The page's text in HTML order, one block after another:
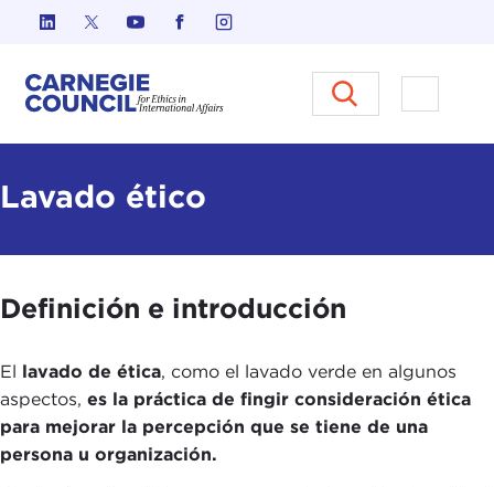
Ir al contenido
Carnegie Council sobre Ética
Abrir el
Lavado ético
Definición e introducción
El lavado de ética, como el lavado verde en algunos
aspectos, es la práctica de fingir consideración ética
para mejorar la percepción que se tiene de una
persona u organización.